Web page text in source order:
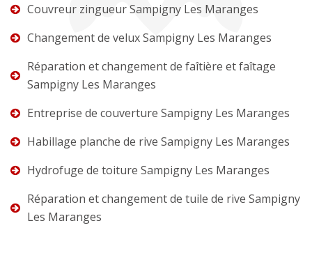
Couvreur zingueur Sampigny Les Maranges
Changement de velux Sampigny Les Maranges
Réparation et changement de faîtière et faîtage
Sampigny Les Maranges
Entreprise de couverture Sampigny Les Maranges
Habillage planche de rive Sampigny Les Maranges
Hydrofuge de toiture Sampigny Les Maranges
Réparation et changement de tuile de rive Sampigny
Les Maranges